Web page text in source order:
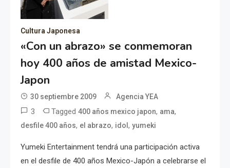
Cultura Japonesa
«Con un abrazo» se conmemoran
hoy 400 años de amistad Mexico-
Japon
30 septiembre 2009 Agencia YEA
3 Tagged400 años mexico japon, ama,
desfile 400 años, el abrazo, idol,yumeki
Yumeki Entertainment tendrá una participación activa
en el desfile de 400 años Mexico-Japón a celebrarse el